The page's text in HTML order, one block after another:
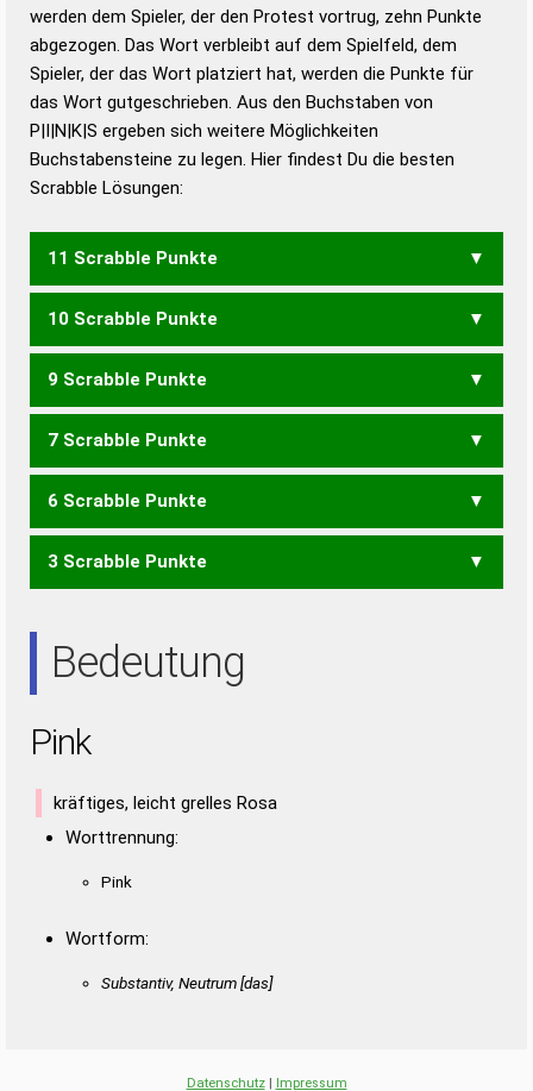
Duden – Standardwerk in 12 Bänden
Duden – Richtiges und gutes
Deutsch
Duden – Die deutsche Grammatik
Duden – Deutsches
werden dem Spieler, der den Protest vortrug, zehn Punkte
abgezogen. Das Wort verbleibt auf dem Spielfeld, dem
Spieler, der das Wort platziert hat, werden die Punkte für
das Wort gutgeschrieben. Aus den Buchstaben von
P|I|N|K|S ergeben sich weitere Möglichkeiten
Buchstabensteine zu legen. Hier findest Du die besten
Scrabble Lösungen:
11 Scrabble Punkte
KNIPS
10 Scrabble Punkte
KIPS PIKS
9 Scrabble Punkte
PIK
7 Scrabble Punkte
PINS SINK SKIN SPIN
6 Scrabble Punkte
KIN KNI PIS PSI SKI
3 Scrabble Punkte
Bedeutung
Pink
kräftiges, leicht grelles Rosa
Worttrennung:
Pink
Wortform:
Substantiv, Neutrum [das]
Datenschutz| Impressum